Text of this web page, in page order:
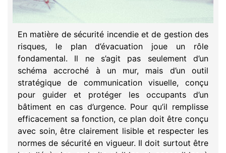
En matière de sécurité incendie et de gestion des
risques, le plan d’évacuation joue un rôle
fondamental. Il ne s’agit pas seulement d’un
schéma accroché à un mur, mais d’un outil
stratégique de communication visuelle, conçu
pour guider et protéger les occupants d’un
bâtiment en cas d’urgence. Pour qu’il remplisse
efficacement sa fonction, ce plan doit être conçu
avec soin, être clairement lisible et respecter les
normes de sécurité en vigueur. Il doit surtout être